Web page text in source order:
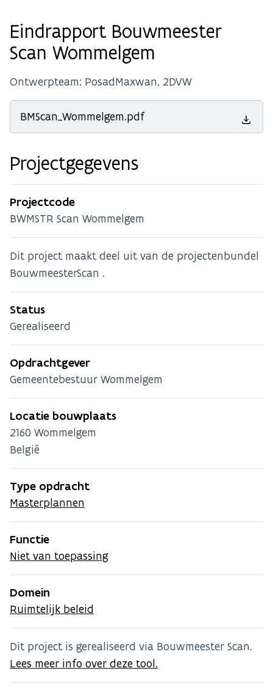
Eindrapport Bouwmeester
Scan Wommelgem
Ontwerpteam: PosadMaxwan, 2DVW
BMScan_Wommelgem.pdf
Projectgegevens
Projectcode
BWMSTR Scan Wommelgem
Dit project maakt deel uit van de projectenbundel
BouwmeesterScan .
Status
Gerealiseerd
Opdrachtgever
Gemeentebestuur Wommelgem
Locatie bouwplaats
2160 Wommelgem
België
Type opdracht
Masterplannen
Functie
Niet van toepassing
Domein
Ruimtelijk beleid
Dit project is gerealiseerd via Bouwmeester Scan.
Lees meer info over deze tool.